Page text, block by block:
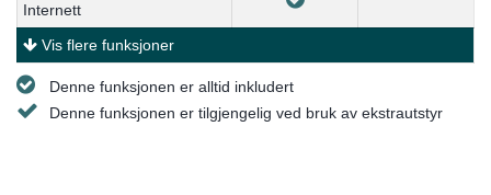
Internett
Vis flere funksjoner
Denne funksjonen er alltid inkludert
Denne funksjonen er tilgjengelig ved bruk av ekstrautstyr